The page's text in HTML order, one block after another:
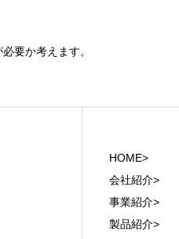
要か考えます。
HOME>
会社紹介>
事業紹介>
製品紹介>